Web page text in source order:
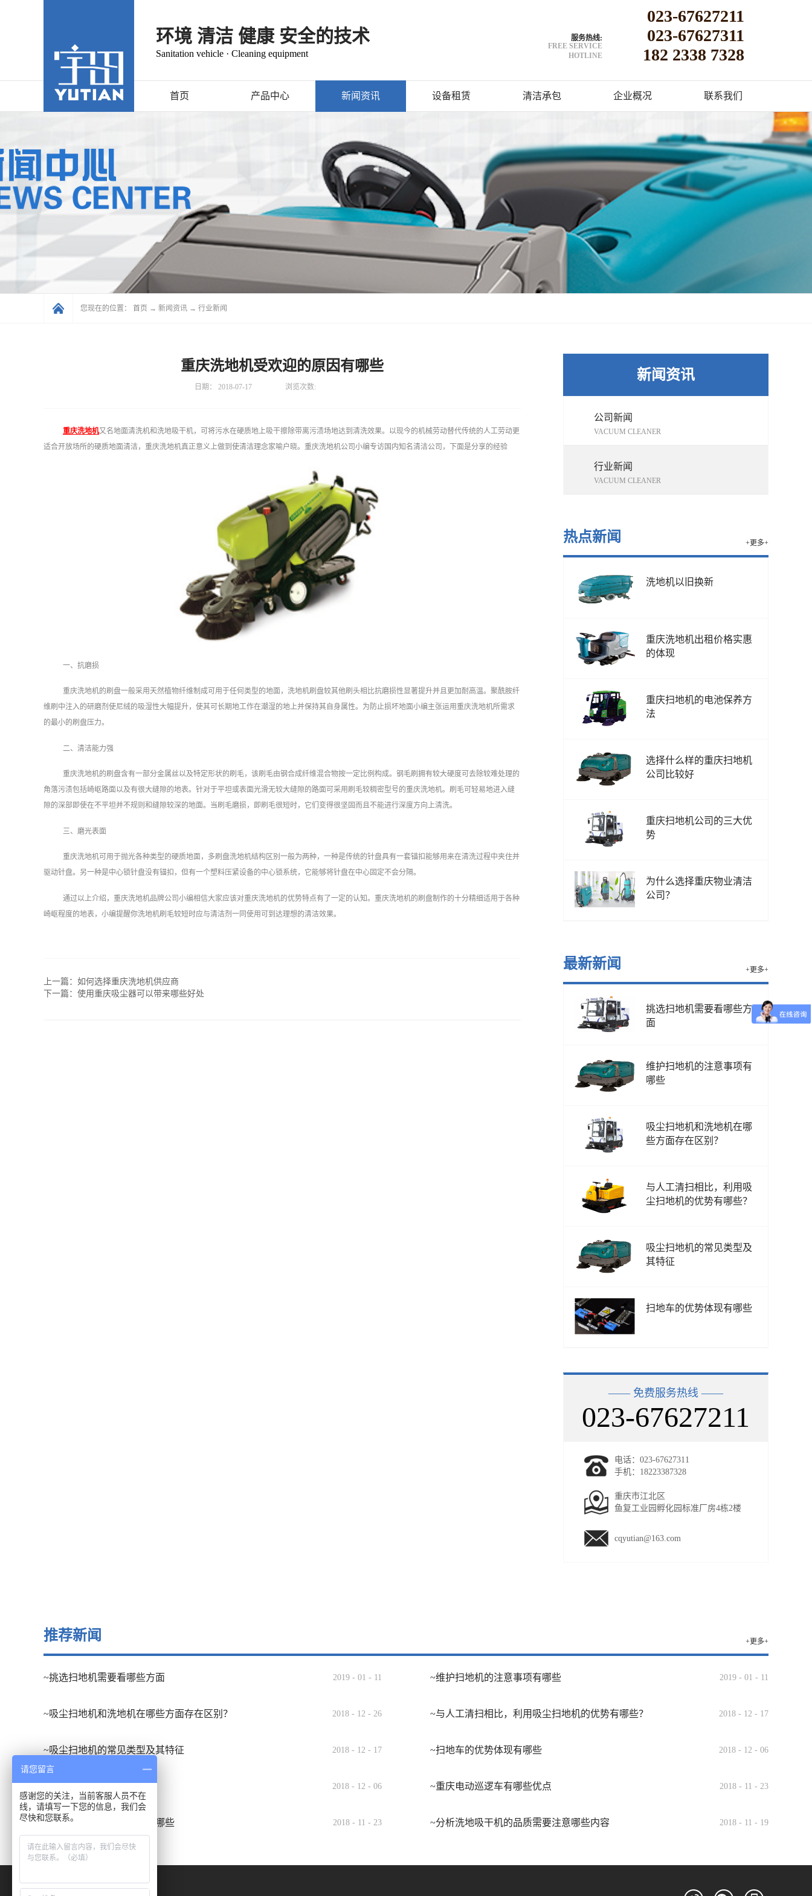
环境 清洁 健康 安全的技术
Sanitation vehicle · Cleaning equipment
服务热线:
FREE SERVICE
HOTLINE
023-67627211
023-67627311
182 2338 7328
首页 产品中心 新闻资讯 设备租赁 清洁承包 企业概况 联系我们
您现在的位置： 首页 → 新闻资讯 → 行业新闻
新闻资讯
公司新闻
VACUUM CLEANER
行业新闻
VACUUM CLEANER
热点新闻 +更多+
洗地机以旧换新
重庆洗地机出租价格实惠
的体现
重庆扫地机的电池保养方
法
选择什么样的重庆扫地机
公司比较好
重庆扫地机公司的三大优
势
为什么选择重庆物业清洁
公司？
最新新闻 +更多+
挑选扫地机需要看哪些方
面
维护扫地机的注意事项有
哪些
吸尘扫地机和洗地机在哪
些方面存在区别？
与人工清扫相比，利用吸
尘扫地机的优势有哪些？
吸尘扫地机的常见类型及
其特征
扫地车的优势体现有哪些
—— 免费服务热线 ——
023-67627211
电话：023-67627311
手机：18223387328
重庆市江北区
鱼复工业园孵化园标准厂房4栋2楼
cqyutian@163.com
重庆洗地机受欢迎的原因有哪些
日期： 2018-07-17 浏览次数:
重庆洗地机又名地面清洗机和洗地吸干机，可将污水在硬质地上吸干擦除带离污渍场地达到清洗效果。以现今的机械劳动替代传统的人工劳动更
适合开放场所的硬质地面清洁，重庆洗地机真正意义上做到使清洁理念家喻户晓。重庆洗地机公司小编专访国内知名清洁公司，下面是分享的经验
一、抗磨损
重庆洗地机的刷盘一般采用天然植物纤维制成可用于任何类型的地面，洗地机刷盘较其他刷头相比抗磨损性显著提升并且更加耐高温。聚酰胺纤
维刷中注入的研磨剂使尼绒的吸湿性大幅提升，使其可长期地工作在潮湿的地上并保持其自身属性。为防止损坏地面小编主张运用重庆洗地机所需求
的最小的刷盘压力。
二、清洁能力强
重庆洗地机的刷盘含有一部分金属丝以及特定形状的刷毛，该刷毛由钢合成纤维混合物按一定比例构成。钢毛刷拥有较大硬度可去除较难处理的
角落污渍包括崎岖路面以及有很大缝隙的地表。针对于平坦或表面光滑无较大缝隙的路面可采用刷毛较稠密型号的重庆洗地机。刷毛可轻易地进入缝
隙的深部即使在不平坦并不规则和缝隙较深的地面。当刷毛磨损，即刷毛很短时，它们变得很坚固而且不能进行深度方向上清洗。
三、磨光表面
重庆洗地机可用于抛光各种类型的硬质地面，多刷盘洗地机结构区别一般为两种，一种是传统的针盘具有一套锚扣能够用来在清洗过程中夹住并
驱动针盘。另一种是中心锁针盘没有锚扣，但有一个塑料压紧设备的中心锁系统，它能够将针盘在中心固定不会分隔。
通过以上介绍，重庆洗地机品牌公司小编相信大家应该对重庆洗地机的优势特点有了一定的认知。重庆洗地机的刷盘制作的十分精细适用于各种
崎岖程度的地表，小编提醒你洗地机刷毛较短时应与清洁剂一同使用可到达理想的清洁效果。
上一篇： 如何选择重庆洗地机供应商
下一篇： 使用重庆吸尘器可以带来哪些好处
推荐新闻 +更多+
~挑选扫地机需要看哪些方面 2019 - 01 - 11 ~维护扫地机的注意事项有哪些 2019 - 01 - 11
~吸尘扫地机和洗地机在哪些方面存在区别？ 2018 - 12 - 26 ~与人工清扫相比，利用吸尘扫地机的优势有哪些？ 2018 - 12 - 17
~吸尘扫地机的常见类型及其特征 2018 - 12 - 17 ~扫地车的优势体现有哪些 2018 - 12 - 06
~扫地车的应用场合有哪些 2018 - 12 - 06 ~重庆电动巡逻车有哪些优点 2018 - 11 - 23
~洗地吸干机的发展趋势有哪些 2018 - 11 - 23 ~分析洗地吸干机的品质需要注意哪些内容 2018 - 11 - 19
请您留言
感谢您的关注，当前客服人员不在
线，请填写一下您的信息，我们会
尽快和您联系。